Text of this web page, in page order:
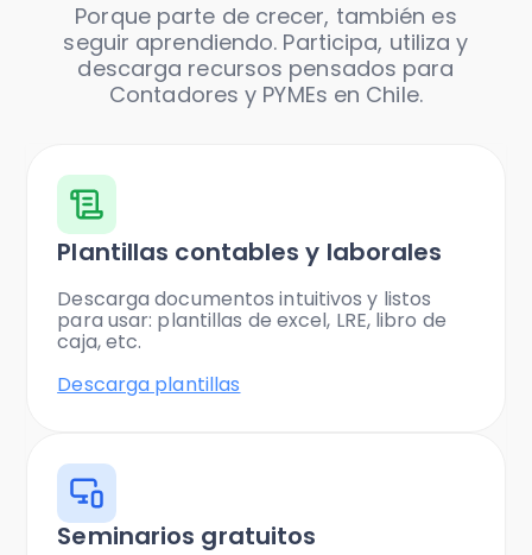
Porque parte de crecer, también es
seguir aprendiendo. Participa, utiliza y
descarga recursos pensados para
Contadores y PYMEs en Chile.
Plantillas contables y laborales
Descarga documentos intuitivos y listos
para usar: plantillas de excel, LRE, libro de
caja, etc.
Descarga plantillas
Seminarios gratuitos